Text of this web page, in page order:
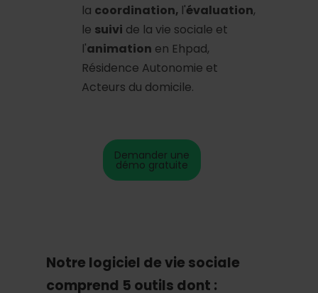
la coordination, l'évaluation,
le suivi de la vie sociale et
l'animation en Ehpad,
Résidence Autonomie et
Acteurs du domicile.
Demander une
démo gratuite
Notre logiciel de vie sociale
comprend 5 outils dont :